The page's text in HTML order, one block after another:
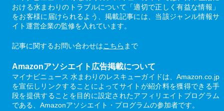
おける水まわりのトラブルについて「適切で正しく有益な情報」
をお客様に届けられるよう、掲載記事には、当該ジャンル情報サ
イト運営企業の監修を入れています。
記事に関するお問い合わせはこちら まで
Amazonアソシエイト広告掲載について
マイナビニュース 水まわりのレスキューガイドは、Amazon.co.jp
を宣伝しリンクすることによってサイトが紹介料を獲得できる手
段を提供することを目的に設定されたアフィリエイトプログラム
である、Amazonアソシエイト・プログラムの参加者です。